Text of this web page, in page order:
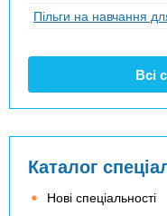
Пільги на навчання
Всі
Каталог
Нові спеціальності